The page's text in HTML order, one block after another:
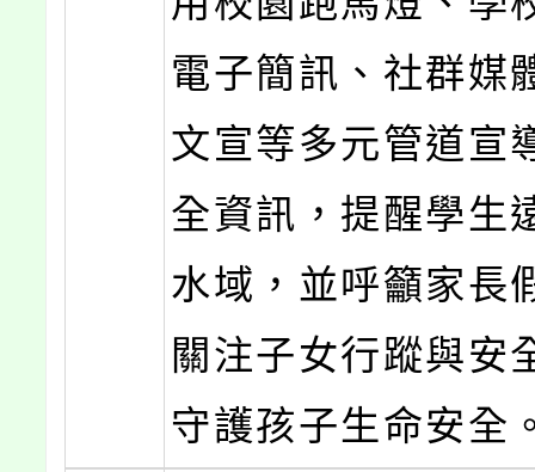
電子簡訊、社群媒
文宣等多元管道宣
全資訊，提醒學生
水域，並呼籲家長
關注子女行蹤與安
守護孩子生命安全